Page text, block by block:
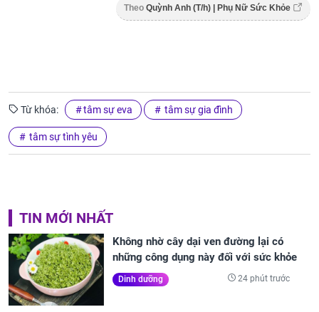
Theo Quỳnh Anh (T/h) | Phụ Nữ Sức Khỏe
Từ khóa: tâm sự eva tâm sự gia đình
tâm sự tình yêu
TIN MỚI NHẤT
Không nhờ cây dại ven đường lại có
những công dụng này đối với sức khỏe
Dinh dưỡng 24 phút trước